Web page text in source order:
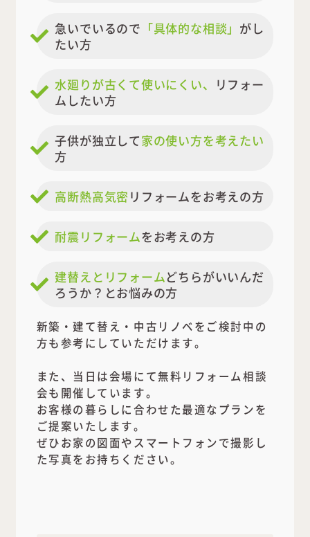
急いでいるので 「具体的な相談」 がし
たい方
水廻りが古くて使いにくい、 リフォー
ムしたい方
子供が独立して家の使い方を考えたい
方
高断熱高気密リフォームをお考えの方
耐震リフォームをお考えの方
建替えとリフォームどちらがいいんだ
ろうか？とお悩みの方
新築・建て替え・中古リノベをご検討中の
方も参考にしていただけます。
また、当日は会場にて無料リフォーム相談
会も開催しています。
お客様の暮らしに合わせた最適なプランを
ご提案いたします。
ぜひお家の図面やスマートフォンで撮影し
た写真をお持ちください。